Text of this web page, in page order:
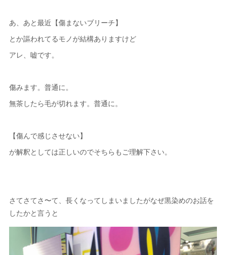
あ、あと最近【傷まないブリーチ】
とか謳われてるモノが結構ありますけど
アレ、嘘です。
傷みます。普通に。
無茶したら毛が切れます。普通に。
【傷んで感じさせない】
が解釈としては正しいのでそちらもご理解下さい。
さてさてさ〜て、長くなってしまいましたがなぜ黒染めのお話を
したかと言うと